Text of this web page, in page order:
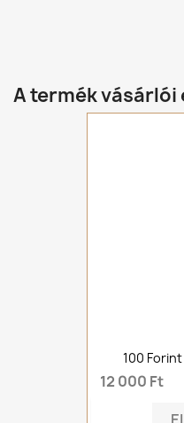
A termék
100
12 000 Ft